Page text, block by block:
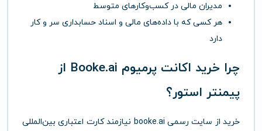
مدیران مالی در کسب‌وکارهای متوسط
هر کسی که با داده‌های مالی و اسناد حسابداری سر و کار
دارد
چرا خرید اکانت پرمیوم Booke.ai از
پیمنتر استور؟
خرید از سایت رسمی booke.ai نیازمند کارت اعتباری بین‌المللی